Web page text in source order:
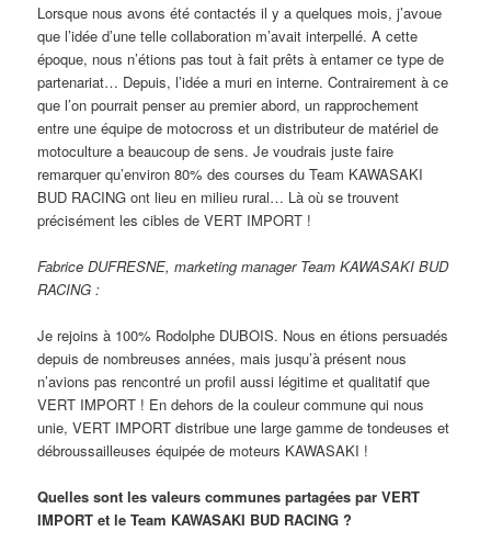
Lorsque nous avons été contactés il y a quelques mois, j’avoue
que l’idée d’une telle collaboration m’avait interpellé. A cette
époque, nous n’étions pas tout à fait prêts à entamer ce type de
partenariat… Depuis, l’idée a muri en interne. Contrairement à ce
que l’on pourrait penser au premier abord, un rapprochement
entre une équipe de motocross et un distributeur de matériel de
motoculture a beaucoup de sens. Je voudrais juste faire
remarquer qu’environ 80% des courses du Team KAWASAKI
BUD RACING ont lieu en milieu rural… Là où se trouvent
précisément les cibles de VERT IMPORT !
Fabrice DUFRESNE, marketing manager Team KAWASAKI BUD
RACING :
Je rejoins à 100% Rodolphe DUBOIS. Nous en étions persuadés
depuis de nombreuses années, mais jusqu’à présent nous
n’avions pas rencontré un profil aussi légitime et qualitatif que
VERT IMPORT ! En dehors de la couleur commune qui nous
unie, VERT IMPORT distribue une large gamme de tondeuses et
débroussailleuses équipée de moteurs KAWASAKI !
Quelles sont les valeurs communes partagées par VERT
IMPORT et le Team KAWASAKI BUD RACING ?